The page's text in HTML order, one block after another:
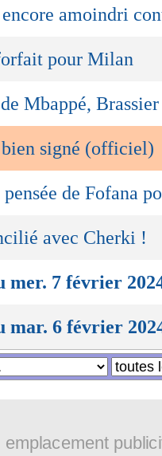
Barbier
amoindri
pour Milan
Mbappé, Brassier
signé (officiel)
de Fofana
avec Cherki !
mer. 7 février
mar. 6 février
emplacement